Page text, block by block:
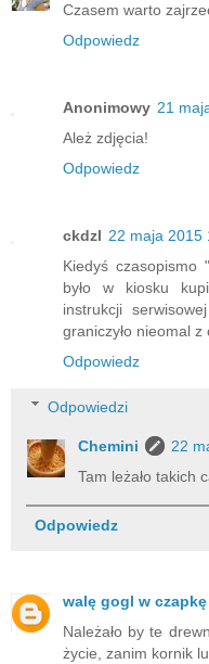
Czasem warto
Odpowiedz
Anonimowy 21
Ależ zdjęcia!
Odpowiedz
ckdzl 22 maja 2015
Kiedyś czasopismo
było w kiosku
instrukcji
graniczyło nieomal z
Odpowiedz
Odpowiedzi
Chemini
22
Tam leżało takich
Odpowiedz
walę gogl w czapkę
Należało by te
życie, zanim kornik